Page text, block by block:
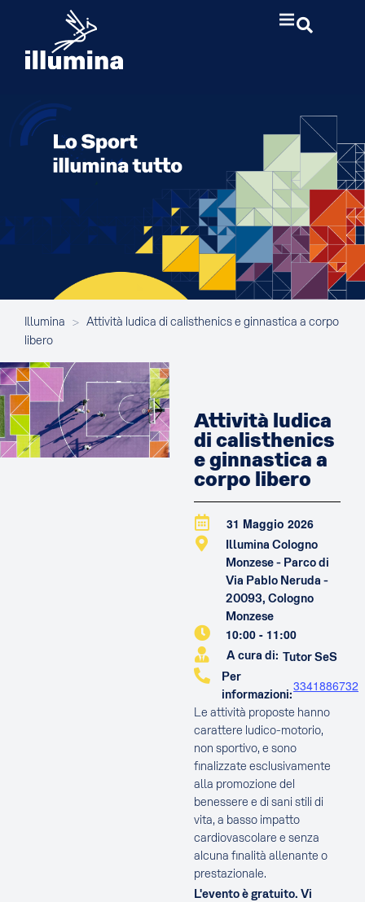
Illumina > Attività ludica di calisthenics e ginnastica a corpo
libero
Attività ludica
di calisthenics
e ginnastica a
corpo libero
31 Maggio 2026
Illumina Cologno
Monzese - Parco di
Via Pablo Neruda -
20093, Cologno
Monzese
10:00 - 11:00
A cura di: Tutor SeS
Per
informazioni:
3341886732
Le attività proposte hanno
carattere ludico-motorio,
non sportivo, e sono
finalizzate esclusivamente
alla promozione del
benessere e di sani stili di
vita, a basso impatto
cardiovascolare e senza
alcuna finalità allenante o
prestazionale.
L'evento è gratuito. Vi